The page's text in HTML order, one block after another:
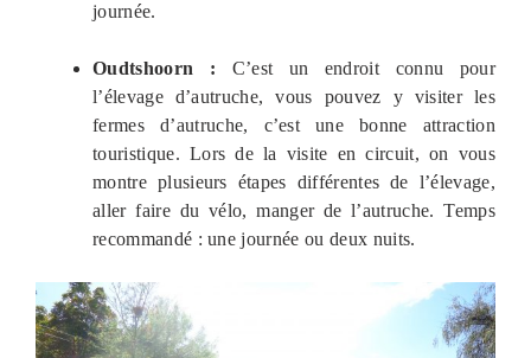
journée.
Oudtshoorn : C’est un endroit connu pour
l’élevage d’autruche, vous pouvez y visiter les
fermes d’autruche, c’est une bonne attraction
touristique. Lors de la visite en circuit, on vous
montre plusieurs étapes différentes de l’élevage,
aller faire du vélo, manger de l’autruche. Temps
recommandé : une journée ou deux nuits.